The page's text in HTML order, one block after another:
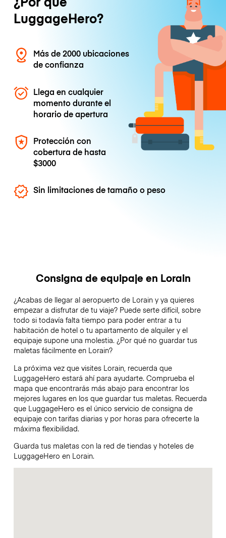
LuggageHero?
Más de 2000 ubicaciones
de confianza
Llega en cualquier
momento durante el
horario de apertura
Protección con
cobertura de hasta
$3000
Sin limitaciones de tamaño o peso
Consigna de equipaje en Lorain
¿Acabas de llegar al aeropuerto de Lorain y ya quieres
empezar a disfrutar de tu viaje? Puede serte difícil, sobre
todo si todavía falta tiempo para poder entrar a tu
habitación de hotel o tu apartamento de alquiler y el
equipaje supone una molestia. ¿Por qué no guardar tus
maletas fácilmente en Lorain?
La próxima vez que visites Lorain, recuerda que
LuggageHero estará ahí para ayudarte. Comprueba el
mapa que encontrarás más abajo para encontrar los
mejores lugares en los que guardar tus maletas. Recuerda
que LuggageHero es el único servicio de consigna de
equipaje con tarifas diarias y por horas para ofrecerte la
máxima flexibilidad.
Guarda tus maletas con la red de tiendas y hoteles de
LuggageHero en Lorain.